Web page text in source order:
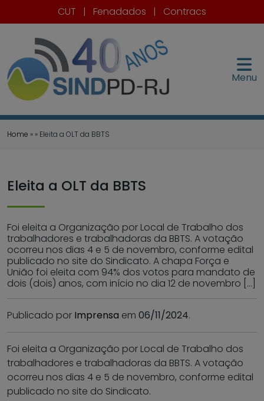
CUT | Fenadados | Contracs
Menu
Home » » Eleita a OLT da BBTS
Eleita a OLT da BBTS
Foi eleita a Organização por Local de Trabalho dos
trabalhadores e trabalhadoras da BBTS. A votação
ocorreu nos dias 4 e 5 de novembro, conforme edital
publicado no site do Sindicato. A chapa Força e
União foi eleita com 94% dos votos para mandato de
dois (dois) anos, com início no dia 12 de novembro […]
Publicado por Imprensa em 06/11/2024.
Foi eleita a Organização por Local de Trabalho dos
trabalhadores e trabalhadoras da BBTS. A votação
ocorreu nos dias 4 e 5 de novembro, conforme edital
publicado no site do Sindicato.